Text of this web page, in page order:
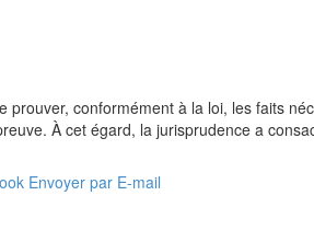
conformément à la loi, les faits
À cet égard, la jurisprudence a
Envoyer par E-mail